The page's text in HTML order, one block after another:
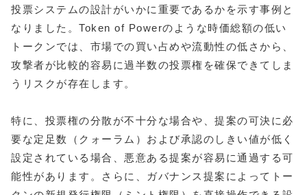
投票システムの設計がいかに重要であるかを示す事例と
なりました。Token of Powerのような時価総額の低い
トークンでは、市場での買い占めや流動性の低さから、
攻撃者が比較的容易に過半数の投票権を確保できてしま
うリスクが存在します。
特に、投票権の分散が不十分な場合や、提案の可決に必
要な定足数（クォーラム）および承認のしきい値が低く
設定されている場合、悪意ある提案が容易に通過する可
能性があります。さらに、ガバナンス提案によってトー